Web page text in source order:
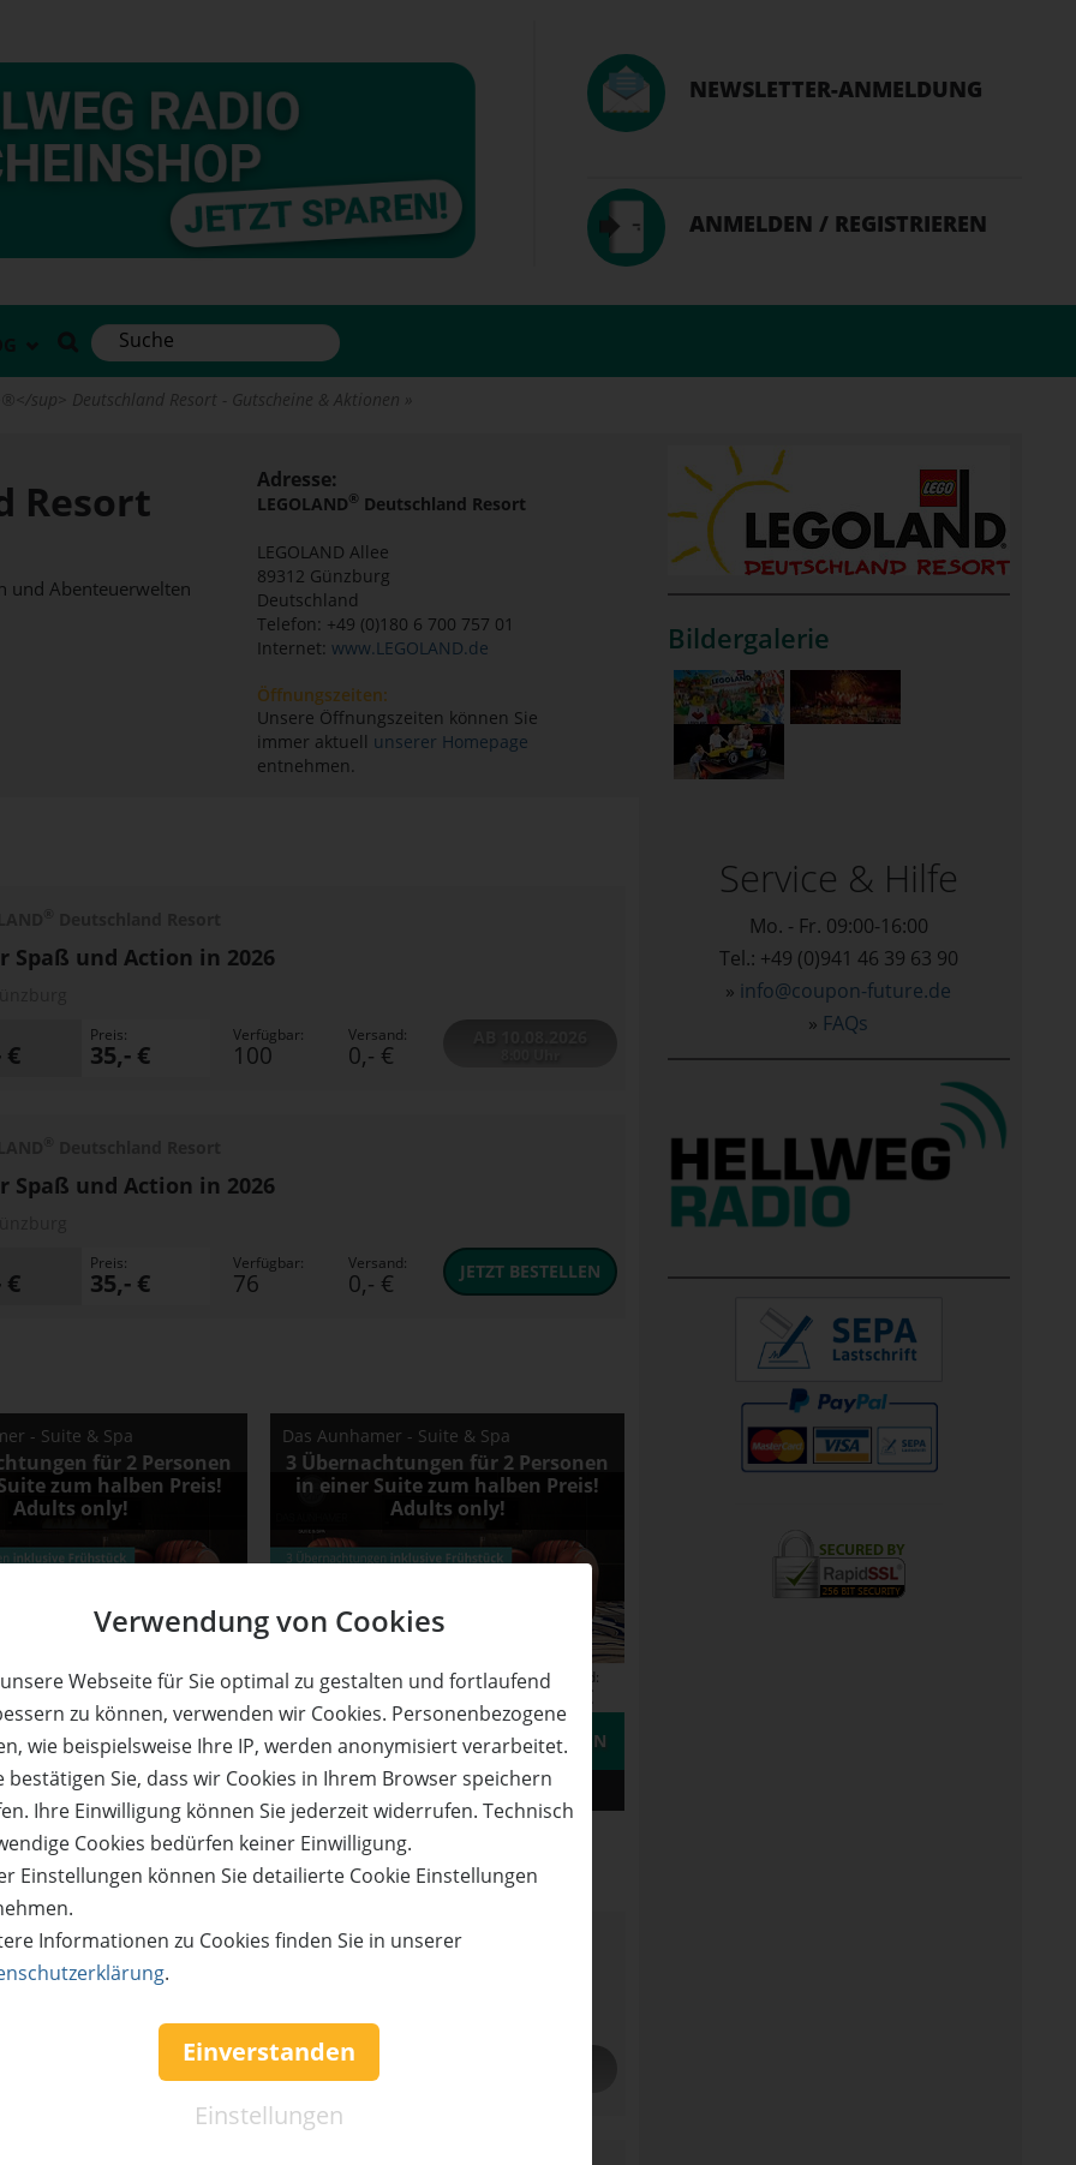
Verwendung von Cookies
Webseite für Sie optimal zu gestalten und fortlaufend
zu können, verwenden wir Cookies. Personenbezogene
wie beispielsweise Ihre IP, werden anonymisiert verarbeitet.
bestätigen Sie, dass wir Cookies in Ihrem Browser speichern
Ihre Einwilligung können Sie jederzeit widerrufen. Technisch
Cookies bedürfen keiner Einwilligung.
Einstellungen können Sie detailierte Cookie Einstellungen
Informationen zu Cookies finden Sie in unserer
.
Einverstanden
Einstellungen
NEWSLETTER-ANMELDUNG
ANMELDEN / REGISTRIEREN
sup> Deutschland Resort - Gutscheine & Aktionen
Resort
und Abenteuerwelten
Adresse:
LEGOLAND® Deutschland Resort
LEGOLAND Allee
89312 Günzburg
Deutschland
Telefon: +49 (0)180 6 700 757 01
Internet: www.LEGOLAND.de
Öffnungszeiten:
Unsere Öffnungszeiten können Sie
immer aktuell unserer Homepage
entnehmen.
Spaß und Action in 2026
€
Preis:
35,- €
Verfügbar:
100
Versand:
0,- €
Spaß und Action in 2026
JETZTBESTELLEN
€
Preis:
35,- €
Verfügbar:
76
Versand:
0,- €
- Suite & Spa
für 2 Personen
zum halben Preis!
Adults only!
JETZTBESTELLEN
€
Verfügbar:
12
Versand:
3,50 €
Das Aunhamer - Suite & Spa
3 Übernachtungen für 2 Personen
in einer Suite zum halben Preis!
Adults only!
68%
WEITERE DETAILS JETZTBESTELLEN
Wert:
592,- €
Preis:
190,- €
Verfügbar:
11
Versand:
3,50 €
®Deutschland Resort
Tickets für 2026 sichern!
Verfügbar:
0
Versand:
0,- €
Bildergalerie
Service & Hilfe
Mo. - Fr. 09:00-16:00
Tel.: +49 (0)941 46 39 63 90
» info@coupon-future.de
» FAQs